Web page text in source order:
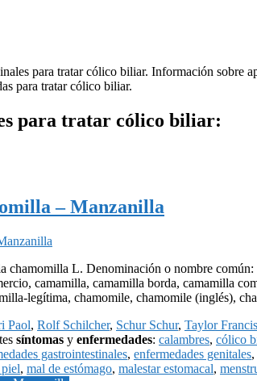
para tratar cólico biliar. Información sobre
para tratar cólico biliar.
para tratar cólico biliar:
– Manzanilla
L. Denominación o nombre común:
camamilla, camamilla borda, camamilla
legítima, chamomile, chamomile (inglés),
Paol, Rolf Schilcher, Schur Schur, Taylor
síntomas y enfermedades: calambres, cólico
gastrointestinales, enfermedades genitales,
, mal de estómago, malestar estomacal,